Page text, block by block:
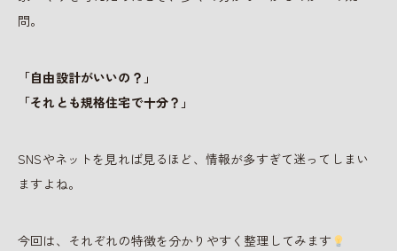
問。
「自由設計がいいの？」
「それとも規格住宅で十分？」
SNSやネットを見れば見るほど、情報が多すぎて迷ってしまい
ますよね。
今回は、それぞれの特徴を分かりやすく整理してみます